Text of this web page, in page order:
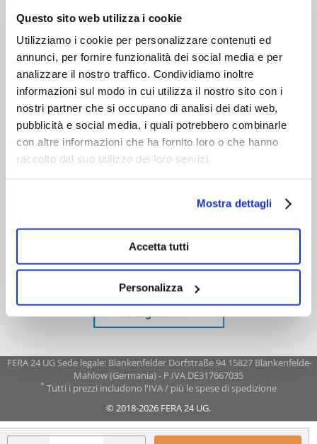
Questo sito web utilizza i cookie
Utilizziamo i cookie per personalizzare contenuti ed
annunci, per fornire funzionalità dei social media e per
analizzare il nostro traffico. Condividiamo inoltre
informazioni sul modo in cui utilizza il nostro sito con i
nostri partner che si occupano di analisi dei dati web,
pubblicità e social media, i quali potrebbero combinarle
con altre informazioni che ha fornito loro o che hanno
raccolto dal suo utilizzo dei loro servizi.
Mostra dettagli
Accetta tutti
Personalizza
VIENI A CONOSCERCI
FERA 24 UG Sede legale: Blankenfelder Dorfstraße 94 15827 Blankenfelde-
Mahlow (Germania) - P.IVA DE317667035
* Tutti i prezzi includono l'IVA / più le spese di spedizione
© 2018-2026 FERA 24 UG.
FERA INTERNATIONAL: